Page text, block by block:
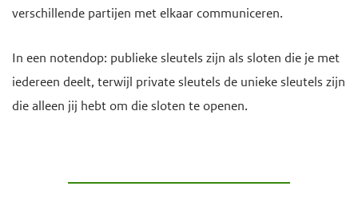
verschillende partijen met elkaar communiceren.
In een notendop: publieke sleutels zijn als sloten die je met
iedereen deelt, terwijl private sleutels de unieke sleutels zijn
die alleen jij hebt om die sloten te openen.